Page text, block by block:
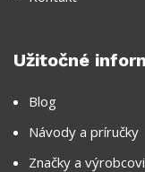
Užitočné
Blog
Návody a príručky
Značky a